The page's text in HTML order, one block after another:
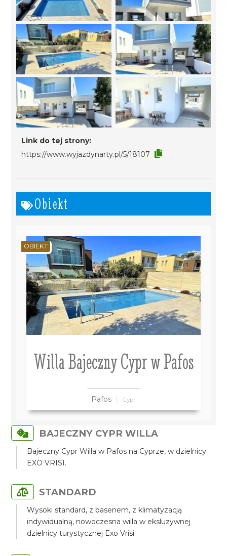
Link do tej strony:
https://www.wyjazdynarty.pl/5/18107
Obiekt
Willa Bajeczny Cypr w Pafos
Pafos Cypr
OBIEKT
BAJECZNY CYPR WILLA
Bajeczny Cypr Willa w Pafos na Cyprze, w dzielnicy
EXO VRISI.
STANDARD
Wysoki standard, z basenem, z klimatyzacją
indywidualną, nowoczesna willa w eksluzywnej
dzielnicy turystycznej Exo Vrisi.